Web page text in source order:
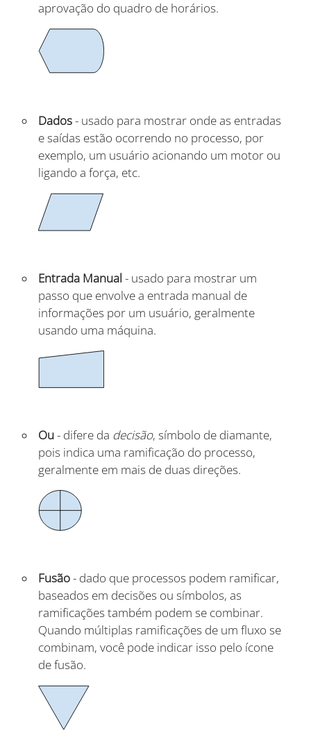
aprovação do quadro de horários.
Dados- usado para mostrar onde as entradas
e saídas estão ocorrendo no processo, por
exemplo, um usuário acionando um motor ou
ligando a força, etc.
Entrada Manual - usado para mostrar um
passo que envolve a entrada manual de
informações por um usuário, geralmente
usando uma máquina.
Ou- difere da decisão, símbolo de diamante,
pois indica uma ramificação do processo,
geralmente em mais de duas direções.
Fusão- dado que processos podem ramificar,
baseados em decisões ou símbolos, as
ramificações também podem se combinar.
Quando múltiplas ramificações de um fluxo se
combinam, você pode indicar isso pelo ícone
de fusão.